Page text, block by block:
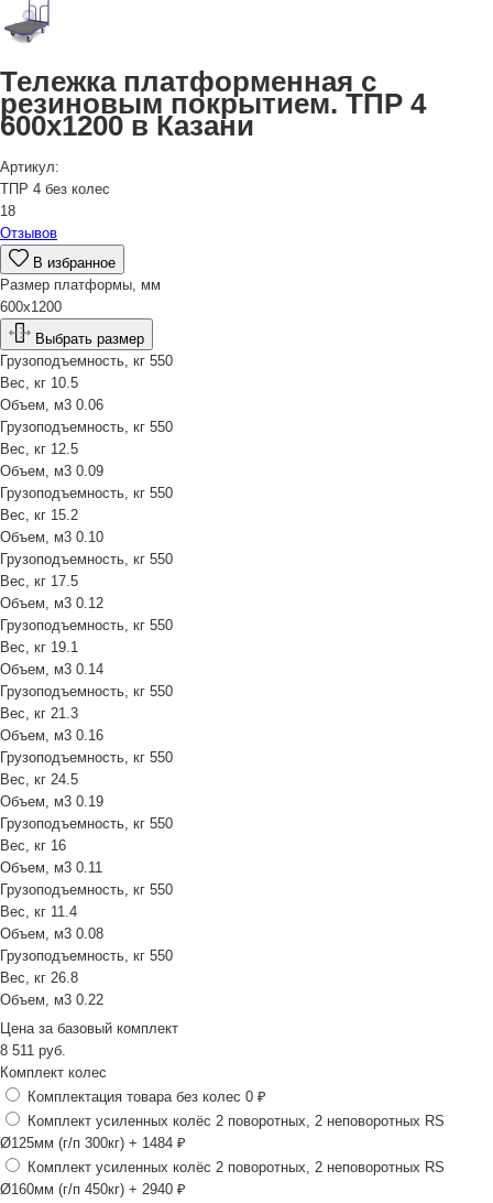
Тележка платформенная с
резиновым покрытием. ТПР 4
600х1200 в Казани
Артикул:
ТПР 4 без колес
18
Отзывов
В избранное
Размер платформы, мм
600х1200
Выбрать размер
Грузоподъемность, кг 550
Вес, кг 10.5
Объем, м3 0.06
Грузоподъемность, кг 550
Вес, кг 12.5
Объем, м3 0.09
Грузоподъемность, кг 550
Вес, кг 15.2
Объем, м3 0.10
Грузоподъемность, кг 550
Вес, кг 17.5
Объем, м3 0.12
Грузоподъемность, кг 550
Вес, кг 19.1
Объем, м3 0.14
Грузоподъемность, кг 550
Вес, кг 21.3
Объем, м3 0.16
Грузоподъемность, кг 550
Вес, кг 24.5
Объем, м3 0.19
Грузоподъемность, кг 550
Вес, кг 16
Объем, м3 0.11
Грузоподъемность, кг 550
Вес, кг 11.4
Объем, м3 0.08
Грузоподъемность, кг 550
Вес, кг 26.8
Объем, м3 0.22
Цена за базовый комплект
8 511 руб.
Комплект колес
Комплектация товара без колес 0 ₽
Комплект усиленных колёс 2 поворотных, 2 неповоротных RS
Ø125мм (г/п 300кг) + 1484 ₽
Комплект усиленных колёс 2 поворотных, 2 неповоротных RS
Ø160мм (г/п 450кг) + 2940 ₽